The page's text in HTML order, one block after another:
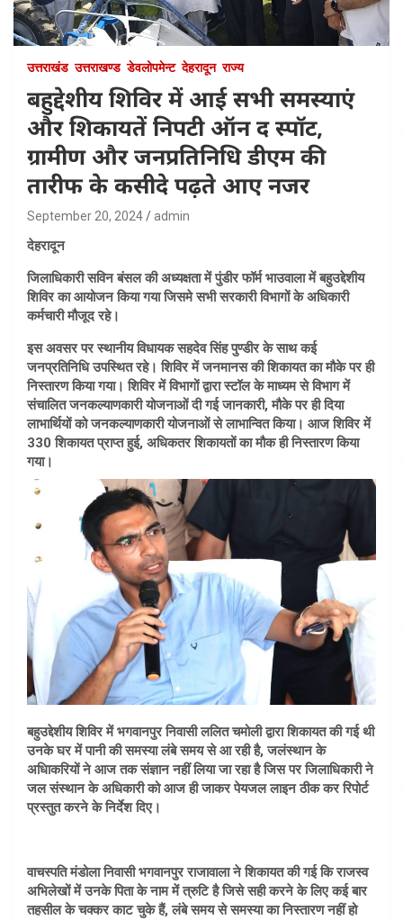
उत्तराखंड उत्तराखण्ड डेवलोपमेन्ट देहरादून राज्य
बहुद्देशीय शिविर में आई सभी समस्याएं
और शिकायतें निपटी ऑन द स्पॉट,
ग्रामीण और जनप्रतिनिधि डीएम की
तारीफ के कसीदे पढ़ते आए नजर
September 20, 2024 admin
देहरादून
जिलाधिकारी सविन बंसल की अध्यक्षता में पुंडीर फॉर्म भाउवाला में बहुउद्देशीय
शिविर का आयोजन किया गया जिसमे सभी सरकारी विभागों के अधिकारी
कर्मचारी मौजूद रहे।
इस अवसर पर स्थानीय विधायक सहदेव सिंह पुण्डीर के साथ कई
जनप्रतिनिधि उपस्थित रहे। शिविर में जनमानस की शिकायत का मौके पर ही
निस्तारण किया गया। शिविर में विभागों द्वारा स्टॉल के माध्यम से विभाग में
संचालित जनकल्याणकारी योजनाओं दी गई जानकारी, मौके पर ही दिया
लाभार्थियों को जनकल्याणकारी योजनाओं से लाभान्वित किया। आज शिविर में
330 शिकायत प्राप्त हुई, अधिकतर शिकायतों का मौक ही निस्तारण किया
गया।
बहुउद्देशीय शिविर में भगवानपुर निवासी ललित चमोली द्वारा शिकायत की गई थी
उनके घर में पानी की समस्या लंबे समय से आ रही है, जलंस्थान के
अधिाकरियों ने आज तक संज्ञान नहीं लिया जा रहा है जिस पर जिलाधिकारी ने
जल संस्थान के अधिकारी को आज ही जाकर पेयजल लाइन ठीक कर रिपोर्ट
प्रस्तुत करने के निर्देश दिए।
वाचस्पति मंडोला निवासी भगवानपुर राजावाला ने शिकायत की गई कि राजस्व
अभिलेखों में उनके पिता के नाम में त्रुटि है जिसे सही करने के लिए कई बार
तहसील के चक्कर काट चुके हैं, लंबे समय से समस्या का निस्तारण नहीं हो